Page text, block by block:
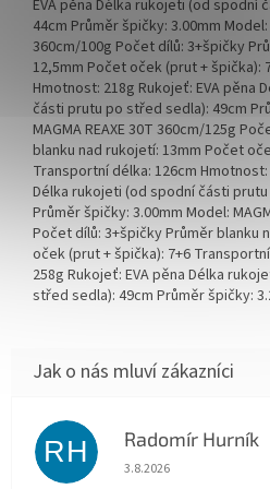
EVA pěna Délka rukojeti (od spodní
44cm Průměr špičky: 3.00mm Model:
360cm/100g Počet dílů: 3+špičky
12,5mm Počet oček (prut + špička):
Hmotnost: 218g Rukojeť: EVA pěna
části prutu po střed sedla): 49cm
MAGMA REAXE 30T 360cm/125g
blanku nad rukojetí: 13mm Počet
Transportní délka: 126cm
Délka rukojeti (od spodní části
Průměr špičky: 3.00mm Model:
Počet dílů: 3+špičky Průměr blanku
oček (prut + špička): 7+6
258g Rukojeť: EVA pěna Délka
střed sedla): 49cm Průměr špičky:
RH Radomír Hurník
Hodnocení obchodu je
3.8.2026